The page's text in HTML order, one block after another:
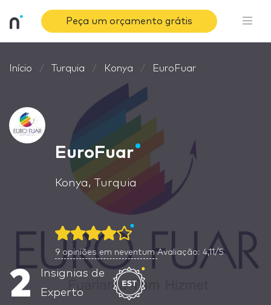
Peça um orçamento grátis
Início Turquia Konya EuroFuar
EuroFuar
Konya, Turquia
9 opiniões em neventum Avaliação: 4,11/5
2
Insignias de
Experto